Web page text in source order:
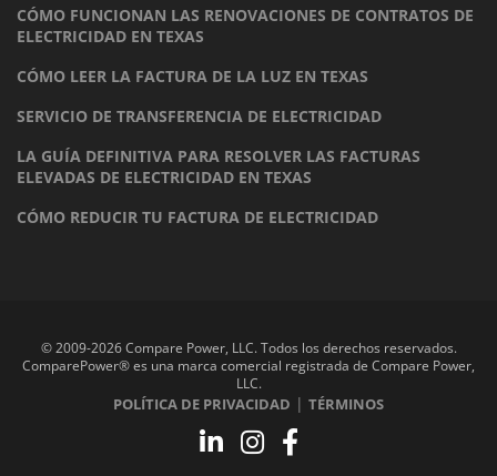
CÓMO FUNCIONAN LAS RENOVACIONES DE CONTRATOS DE
ELECTRICIDAD EN TEXAS
CÓMO LEER LA FACTURA DE LA LUZ EN TEXAS
SERVICIO DE TRANSFERENCIA DE ELECTRICIDAD
LA GUÍA DEFINITIVA PARA RESOLVER LAS FACTURAS
ELEVADAS DE ELECTRICIDAD EN TEXAS
CÓMO REDUCIR TU FACTURA DE ELECTRICIDAD
© 2009-2026 Compare Power, LLC. Todos los derechos reservados.
ComparePower® es una marca comercial registrada de Compare Power,
LLC.
POLÍTICA DE PRIVACIDAD | TÉRMINOS